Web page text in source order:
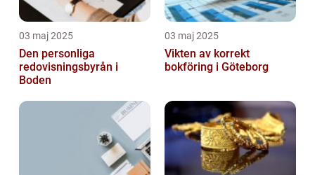
03 maj 2025
Den personliga
redovisningsbyrån i
Boden
03 maj 2025
Vikten av korrekt
bokföring i Göteborg